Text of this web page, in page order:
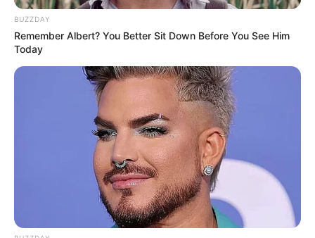
A televízió korábban a politika első számú terepe
volt. Aki bekerült a híradóba, az létezett. Aki
kimaradt, az alig jutott el a választókhoz. Most
viszont a YouTube, a TikTok, a Facebook és az élő
közvetítések átvették a főszerepet.
Egy hatórás parlamenti ülés ma már nem feltétlenül
unalmas háttéranyag. Lehet belőle húsz rövid
videó, öt nagy vita, három mém, két politikai üzenet
és egy országos botrány. Aki jól szerepel, annak
másnapra milliós elérése lehet. Aki rosszul, az
ugyanúgy milliós elérést kap, csak éppen rajta
BUZZDAY
Remember Albert? You Better Sit Down Before You See Him
Today